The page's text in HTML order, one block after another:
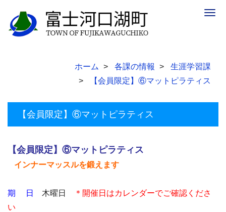
ホーム 各課の情報
生涯学習課
【会員限定】⑥マットピラティス
【会員限定】⑥マットピラティス
【会員限定】⑥マットピラティス
インナーマッスルを鍛えます
期 日 木曜日
＊開催日はカレンダーでご確認くださ
い